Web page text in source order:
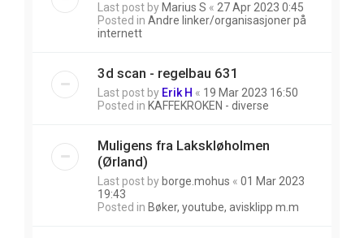
Last post by Marius S « 27 Apr 2023 0:45
Posted in Andre linker/organisasjoner på
internett
3d scan - regelbau 631
Last post by Erik H « 19 Mar 2023 16:50
Posted in KAFFEKROKEN - diverse
Muligens fra Lakskløholmen
(Ørland)
Last post by borge.mohus « 01 Mar 2023
19:43
Posted in Bøker, youtube, avisklipp m.m